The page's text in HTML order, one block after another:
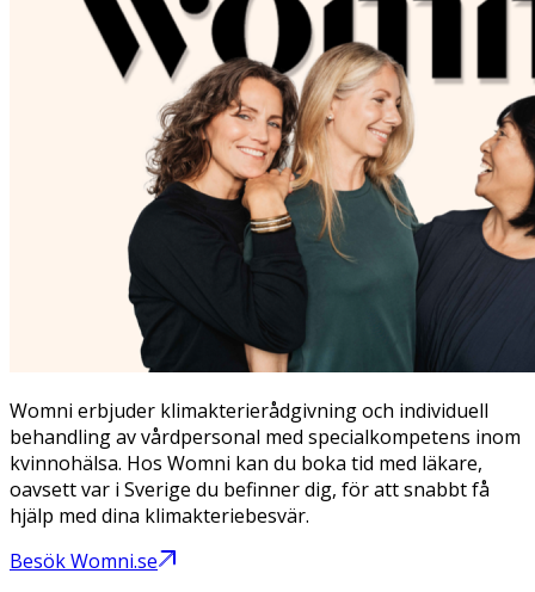
Womni erbjuder klimakterierådgivning och individuell
behandling av vårdpersonal med specialkompetens inom
kvinnohälsa. Hos Womni kan du boka tid med läkare,
oavsett var i Sverige du befinner dig, för att snabbt få
hjälp med dina klimakteriebesvär.
Besök Womni.se